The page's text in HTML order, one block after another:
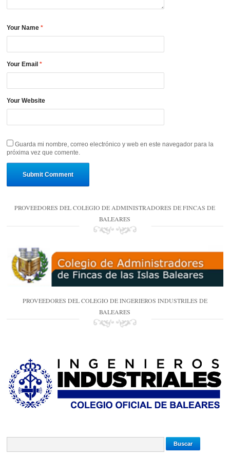
Your Name*
Your Email*
Your Website
Guarda mi nombre, correo electrónico y web en este navegador para la
próxima vez que comente.
PROVEEDORES DEL COLEGIO DE ADMINISTRADORES DE FINCAS DE
BALEARES
PROVEEDORES DEL COLEGIO DE INGERIEROS INDUSTRILES DE
BALEARES